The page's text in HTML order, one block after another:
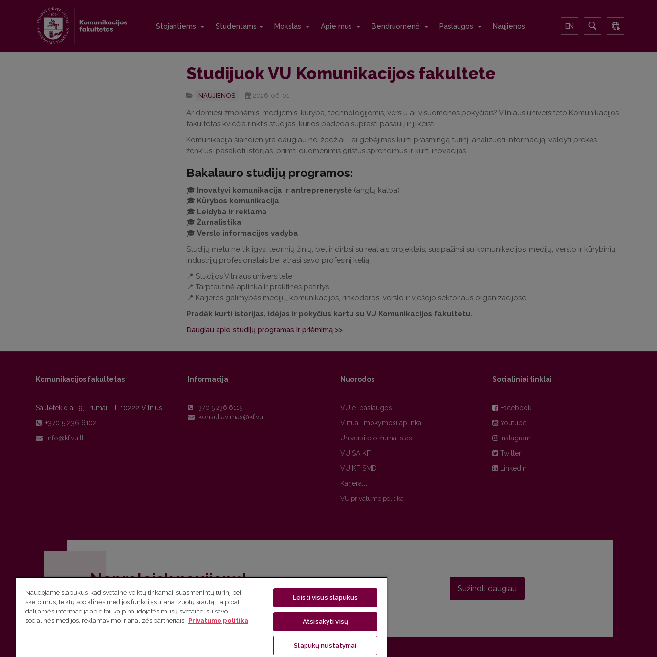
Stojantiems Studentams Mokslas Apie mus Bendruomenė Paslaugos Naujienos EN
Studijuok VU Komunikacijos fakultete
NAUJIENOS 2026-06-01
Ar domiesi žmonėmis, medijomis, kūryba, technologijomis, verslu ar visuomenės pokyčiais? Vilniaus universiteto Komunikacijos
fakultetas kviečia rinktis studijas, kurios padeda suprasti pasaulį ir jį keisti.
Komunikacija šiandien yra daugiau nei žodžiai. Tai gebėjimas kurti prasmingą turinį, analizuoti informaciją, valdyti prekės
ženklus, pasakoti istorijas, priimti duomenimis grįstus sprendimus ir kurti inovacijas.
Bakalauro studijų programos:
🎓 Inovatyvi komunikacija ir antreprenerystė(anglų kalba)
🎓 Kūrybos komunikacija
🎓 Leidyba ir reklama
🎓 Žurnalistika
🎓 Verslo informacijos vadyba
Studijų metu ne tik įgysi teorinių žinių, bet ir dirbsi su realiais projektais, susipažinsi su komunikacijos, medijų, verslo ir kūrybinių
industrijų profesionalais bei atrasi savo profesinį kelią.
📍 Studijos Vilniaus universitete
📍 Tarptautinė aplinka ir praktinės patirtys
📍 Karjeros galimybės medijų, komunikacijos, rinkodaros, verslo ir viešojo sektoriaus organizacijose
Pradėk kurti istorijas, idėjas ir pokyčius kartu su VU Komunikacijos fakultetu.
Daugiau apie studijų programas ir priėmimą >>
Komunikacijos fakultetas
Saulėtekio al. 9, I rūmai, LT-10222 Vilnius
+370 5 236 6102
Informacija
+370 5 236 6115
Nuorodos
VU e. paslaugos
Virtuali mokymosi aplinka
Universiteto žurnalistas
VU SA KF
VU KF SMD
Karjera.lt
VU privatumo politika
Socialiniai tinklai
Facebook
Youtube
Instagram
Twitter
Linkedin
Nepraleisk naujienų!
Užsiprenumeruok Komunikacijos fakulteto naujienlaiškį ir sužinok aktualijas pirmas!
Sužinoti daugiau
Naudojame slapukus, kad svetainė veiktų tinkamai, suasmenintų turinį bei
skelbimus, teiktų socialinės medijos funkcijas ir analizuotų srautą. Taip pat
dalijamės informacija apie tai, kaip naudojatės mūsų svetaine, su savo
socialinės medijos, reklamavimo ir analizės partneriais. Privatumo politika
Leisti visus slapukus
Atsisakyti visų
Slapukų nustatymai